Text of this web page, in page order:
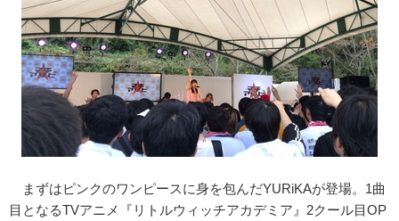
まずはピンクのワンピースに身を包んだYURiKAが登場。1曲
目となるTVアニメ『リトルウィッチアカデミア』2クール目OP